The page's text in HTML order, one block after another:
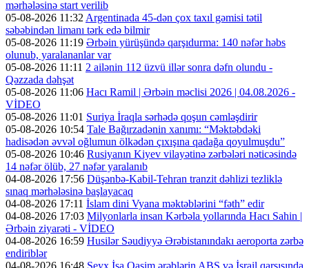
mərhələsinə start verilib
05-08-2026 11:32 Argentinada 45-dən çox taxıl gəmisi tətil
səbəbindən limanı tərk edə bilmir
05-08-2026 11:19 Ərbəin yürüşündə qarşıdurma: 140 nəfər həbs
olunub, yaralananlar var
05-08-2026 11:11 2 ailənin 112 üzvü illər sonra dəfn olundu -
Qəzzada dəhşət
05-08-2026 11:06 Hacı Ramil | Ərbəin məclisi 2026 | 04.08.2026 -
VİDEO
05-08-2026 11:01 Suriya İraqla sərhədə qoşun cəmləşdirir
05-08-2026 10:54 Tale Bağırzadənin xanımı: “Məktəbdəki
hadisədən əvvəl oğlumun ölkədən çıxışına qadağa qoyulmuşdu”
05-08-2026 10:46 Rusiyanın Kiyev vilayətinə zərbələri nəticəsində
14 nəfər ölüb, 27 nəfər yaralanıb
04-08-2026 17:56 Düşənbə-Kabil-Tehran tranzit dəhlizi tezliklə
sınaq mərhələsinə başlayacaq
04-08-2026 17:11 İslam dini Vyana məktəblərini “fəth” edir
04-08-2026 17:03 Milyonlarla insan Kərbəla yollarında Hacı Sahin |
Ərbəin ziyarəti - VİDEO
04-08-2026 16:59 Husilər Səudiyyə Ərəbistanındakı aeroporta zərbə
endiriblər